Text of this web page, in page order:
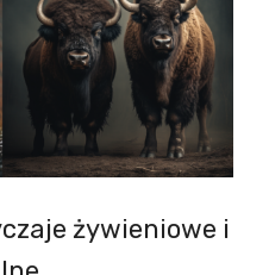
żywieniowe i